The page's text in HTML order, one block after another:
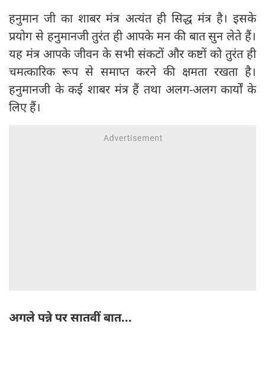
हनुमान जी का शाबर मंत्र अत्यंत ही सिद्ध मंत्र है। इसके
प्रयोग से हनुमानजी तुरंत ही आपके मन की बात सुन लेते हैं।
यह मंत्र आपके जीवन के सभी संकटों और कष्टों को तुरंत ही
चमत्कारिक रूप से समाप्त करने की क्षमता रखता है।
हनुमानजी के कई शाबर मंत्र हैं तथा अलग-अलग कार्यों के
लिए हैं।
अगले पन्ने पर सातवीं बात...